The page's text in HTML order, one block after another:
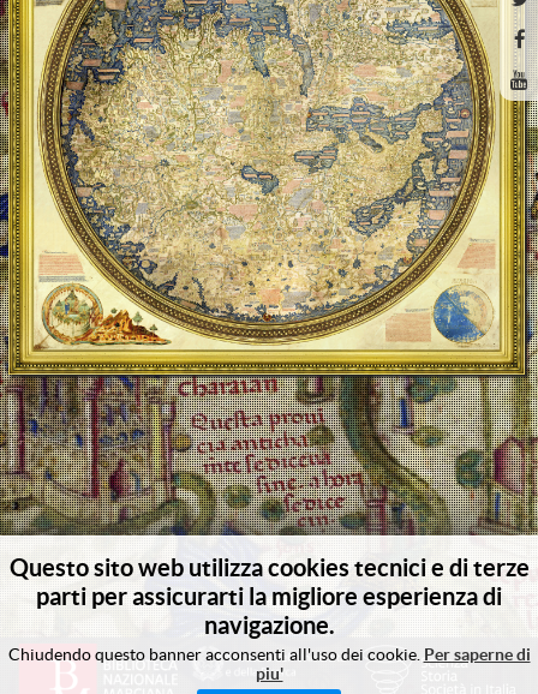
Questo sito web utilizza cookies tecnici e di terze
parti per assicurarti la migliore esperienza di
navigazione.
Chiudendo questo banner acconsenti all'uso dei cookie. Per saperne di
piu'